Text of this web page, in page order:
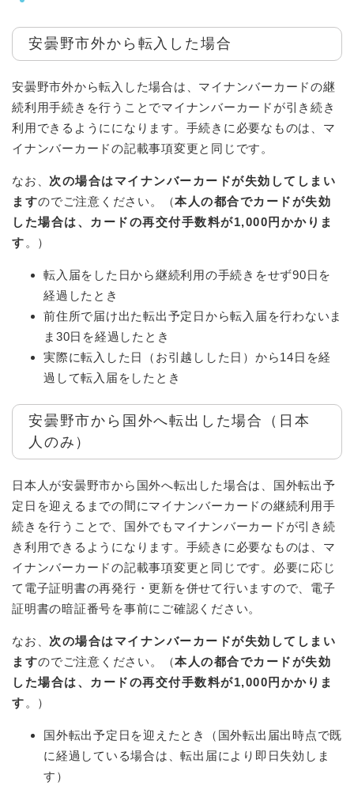
安曇野市外から転入した場合
安曇野市外から転入した場合は、マイナンバーカードの継
続利用手続きを行うことでマイナンバーカードが引き続き
利用できるようにになります。手続きに必要なものは、マ
イナンバーカードの記載事項変更と同じです。
なお、次の場合はマイナンバーカードが失効してしまい
ますのでご注意ください。（本人の都合でカードが失効
した場合は、カードの再交付手数料が1,000円かかりま
す 。）
転入届をした日から継続利用の手続きをせず90日を
経過したとき
前住所で届け出た転出予定日から転入届を行わないま
ま30日を経過したとき
実際に転入した日（お引越しした日）から14日を経
過して転入届をしたとき
安曇野市から国外へ転出した場合（日本
人のみ）
日本人が安曇野市から国外へ転出した場合は、国外転出予
定日を迎えるまでの間にマイナンバーカードの継続利用手
続きを行うことで、国外でもマイナンバーカードが引き続
き利用できるようになります。手続きに必要なものは、マ
イナンバーカードの記載事項変更と同じです。必要に応じ
て電子証明書の再発行・更新を併せて行いますので、電子
証明書の暗証番号を事前にご確認ください。
なお、次の場合はマイナンバーカードが失効してしまい
ますのでご注意ください。（本人の都合でカードが失効
した場合は、カードの再交付手数料が1,000円かかりま
す 。）
国外転出予定日を迎えたとき（国外転出届出時点で既
に経過している場合は、転出届により即日失効しま
す）